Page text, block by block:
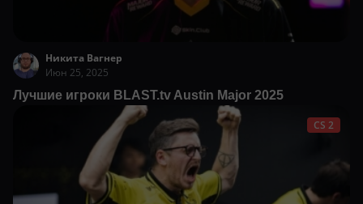
Никита Вагнер
Июн 25, 2025
Лучшие игроки BLAST.tv Austin Major 2025
CS 2